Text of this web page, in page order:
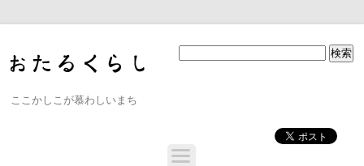
ここかしこが慕わしいまち